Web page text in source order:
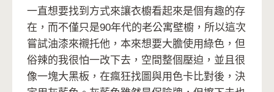
一直想要找到方式來讓衣櫥看起來是個有趣的存
在，而不僅只是90年代的老公寓壁櫥，所以這次
嘗試油漆來襯托他，本來想要大膽使用綠色，但
俗辣的我很怕一改下去，空間整個壓迫，並且很
像一塊大黑板，在瘋狂找圖與用色卡比對後，決